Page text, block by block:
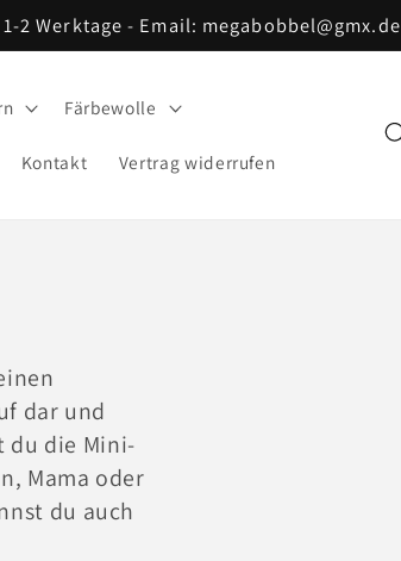
2 Werktage - Email: megabobbel@gmx.de
Färbewolle
Kontakt Vertrag widerrufen
dar und
du die Mini-
Mama oder
du auch